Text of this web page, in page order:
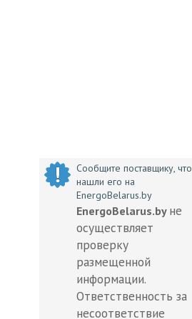
Сообщите поставщику, что
нашли его на
EnergoBelarus.by
EnergoBelarus.by не
осуществляет
проверку
размещенной
информации.
Ответственность за
несоответствие